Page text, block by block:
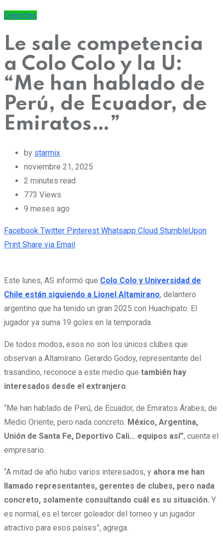
Deportes
Le sale competencia
a Colo Colo y la U:
“Me han hablado de
Perú, de Ecuador, de
Emiratos…”
by starmix
noviembre 21, 2025
2 minutes read
773 Views
9 meses ago
Facebook Twitter Pinterest Whatsapp Cloud StumbleUpon
Print Share via Email
Este lunes, AS informó que Colo Colo y Universidad de
Chile están siguiendo a Lionel Altamirano, delantero
argentino que ha tenido un gran 2025 con Huachipato. El
jugador ya suma 19 goles en la temporada.
De todos modos, esos no son los únicos clubes que
observan a Altamirano. Gerardo Godoy, representante del
trasandino, reconoce a este medio que también hay
interesados desde el extranjero
“Me han hablado de Perú, de Ecuador, de Emiratos Árabes, de
Medio Oriente, pero nada concreto. México, Argentina,
Unión de Santa Fe, Deportivo Cali… equipos así”, cuenta el
empresario.
“A mitad de año hubo varios interesados, y ahora me han
llamado representantes, gerentes de clubes, pero nada
concreto, solamente consultando cuál es su situación. Y
es normal, es el tercer goleador del torneo y un jugador
atractivo para esos países”, agrega.